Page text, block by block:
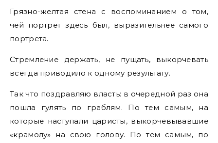
Грязно-желтая стена с воспоминанием о том,
чей портрет здесь был, выразительнее самого
портрета.
Стремление держать, не пущать, выкорчевать
всегда приводило к одному результату.
Так что поздравляю власть: в очередной раз она
пошла гулять по граблям. По тем самым, на
которые наступали царисты, выкорчевывавшие
«крамолу» на свою голову. По тем самым, по